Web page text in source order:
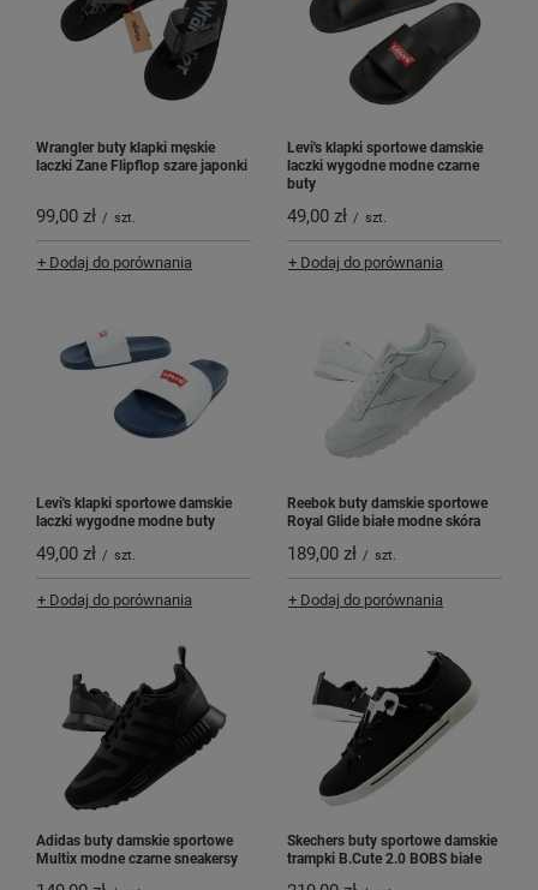
Wrangler buty klapki męskie
laczki Zane Flipflop szare japonki
99,00 zł / szt.
+ Dodaj do porównania
Levi's klapki sportowe damskie
laczki wygodne modne czarne
buty
49,00 zł / szt.
+ Dodaj do porównania
Levi's klapki sportowe damskie
laczki wygodne modne buty
49,00 zł / szt.
+ Dodaj do porównania
Reebok buty damskie sportowe
Royal Glide białe modne skóra
189,00 zł / szt.
+ Dodaj do porównania
Adidas buty damskie sportowe
Multix modne czarne sneakersy
Skechers buty sportowe damskie
trampki B.Cute 2.0 BOBS białe